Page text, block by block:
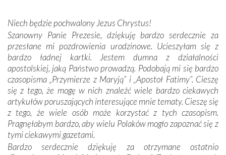
mieliśmy okazję przekonać się, że Maryja swoją opieką
otacza nie tylko nasz naród, lecz wszystkie nacje, które
się Jej ufnie oddają, a także każdą osobę, która zawierza
Jej siebie oraz swych bliskich.
Dzieje Portugalii to również historia wierności Bogu i
odstępstw, także w życiu władców. Trudne momenty w
wymiarze tak osobistym, jak i zbiorowym, przypominają o
konieczności ciągłego zabiegania o własną duszę i o łaskę
Opatrzności. Wierność przynosi pomyślność –
przynajmniej w życiu duchowym. Odstępstwo owocuje
nieszczęściem i śmiercią. Te uniwersalne prawdy
Niech będzie pochwalony Jezus Chrystus!
Szanowny Panie Prezesie, dziękuję bardzo serdecznie za
przesłane mi pozdrowienia urodzinowe. Ucieszyłam się z
bardzo ładnej kartki. Jestem dumna z działalności
apostolskiej, jaką Państwo prowadzą. Podobają mi się bardzo
czasopisma „Przymierze z Maryją” i „Apostoł Fatimy”. Cieszę
się z tego, że mogę w nich znaleźć wiele bardzo ciekawych
artykułów poruszających interesujące mnie tematy. Cieszę się
z tego, że wiele osób może korzystać z tych czasopism.
Pragnęłabym bardzo, aby wielu Polaków mogło zapoznać się z
tymi ciekawymi gazetami.
Bardzo serdecznie dziękuję za otrzymane ostatnio